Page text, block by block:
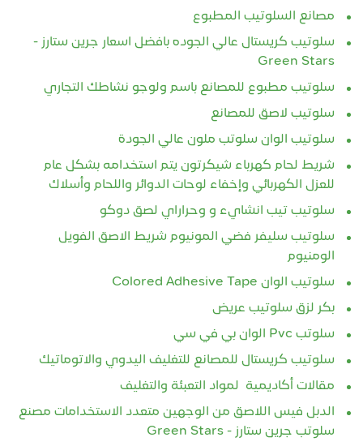
مصانع السلوتيب المطبوع
سلوتيب كريستال عالي الجوده بافضل اسعار جرين ستارز -
Green Stars
سلوتيب مطبوع للمصانع باسم ولوجو نشاطك التجاري
سلوتيب لاصق للمصانع
سلوتيب الوان سلوتب ملون عالي الجودة
شريط لحام كهرباء شيكرتون يتم استخدامه بشكل عام
للعزل الكهربائي وإخفاء لوحات الدوائر واللحام وأسلاك
سلوتيب تيب انشايء و وحراراي لصق دوكو
سلوتيب سليفر فضي المونيوم شريط الاصق الفويل
الومنيوم
سلوتيب الوان Colored Adhesive Tape
بكر لزق سلوتيب عريض
سلوتب Pvc الوان بي في سي
سلوتيب كريستال للمصانع للتغليف اليدوي والاتوماتيك
مقالات أكاديمية لمواد التعبئة والتغليف
الدبل فيس اللاصق من الوجهين متعدد الاستخدامات مصنع
سلوتب جرين ستارز - Green Stars